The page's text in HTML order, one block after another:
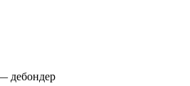
дебондер